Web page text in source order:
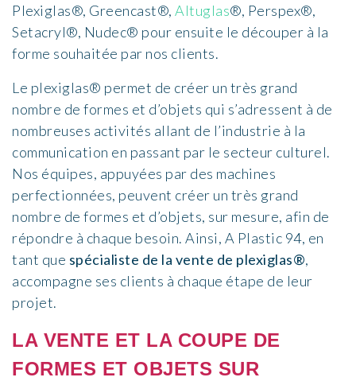
Plexiglas®, Greencast®, Altuglas®, Perspex®,
Setacryl®, Nudec® pour ensuite le découper à la
forme souhaitée par nos clients.
Le plexiglas® permet de créer un très grand
nombre de formes et d’objets qui s’adressent à de
nombreuses activités allant de l’industrie à la
communication en passant par le secteur culturel.
Nos équipes, appuyées par des machines
perfectionnées, peuvent créer un très grand
nombre de formes et d’objets, sur mesure, afin de
répondre à chaque besoin. Ainsi, A Plastic 94, en
tant que spécialiste de la vente de plexiglas®,
accompagne ses clients à chaque étape de leur
projet.
LA VENTE ET LA COUPE DE
FORMES ET OBJETS SUR